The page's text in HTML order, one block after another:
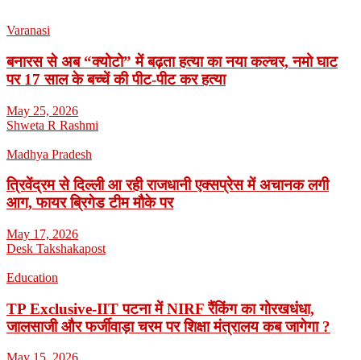
Varanasi
बनारस से अब “क्योटो” में बढ़ता हत्या का नया कल्चर, नमो घाट
पर 17 साल के बच्चें की पीट-पीट कर हत्या
May 25, 2026
Shweta R Rashmi
Madhya Pradesh
त्रिवेंद्रम से दिल्ली आ रही राजधानी एक्सप्रेस में अचानक लगी
आग, फायर ब्रिगेड टीम मौके पर
May 17, 2026
Desk Takshakapost
Education
TP Exclusive-IIT पटना में NIRF रैंकिंग का गोरखधंधा,
जालसाजी और फर्जीवाड़ा चरम पर शिक्षा मंत्रालय कब जागेगा ?